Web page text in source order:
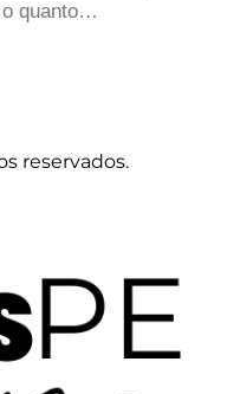
o quanto…
reservados.